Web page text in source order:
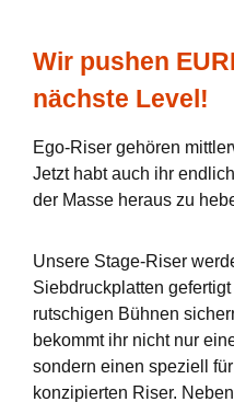
Wir pushen
nächste Level!
Ego-Riser gehören
Jetzt habt auch ihr
der Masse heraus zu
Unsere Stage-Riser
Siebdruckplatten
rutschigen Bühnen
bekommt ihr nicht nur
sondern einen speziell
konzipierten Riser.